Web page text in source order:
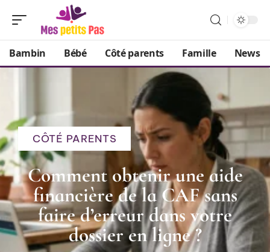
Bambin Bébé Côté parents Famille News
CÔTÉ PARENTS
Comment obtenir une aide
financière de la CAF sans
faire d’erreur dans votre
dossier en ligne ?